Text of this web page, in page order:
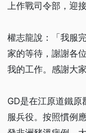
上作戰司令部，迎
權志龍說：「我服
家的等待，謝謝各
我的工作。感謝大家
GD是在江原道鐵原
服兵役。按照慣例